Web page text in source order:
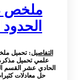
ملخص
التفاصيل: تحميل
علمي تحميل
الحادي عشر القسم